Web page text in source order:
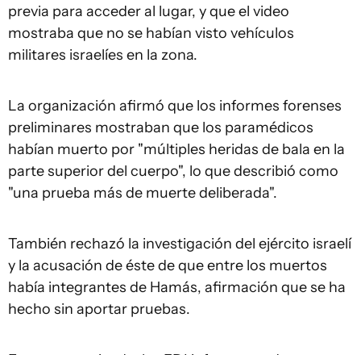
previa para acceder al lugar, y que el video
mostraba que no se habían visto vehículos
militares israelíes en la zona.
La organización afirmó que los informes forenses
preliminares mostraban que los paramédicos
habían muerto por "múltiples heridas de bala en la
parte superior del cuerpo", lo que describió como
"una prueba más de muerte deliberada".
También rechazó la investigación del ejército israelí
y la acusación de éste de que entre los muertos
había integrantes de Hamás, afirmación que se ha
hecho sin aportar pruebas.